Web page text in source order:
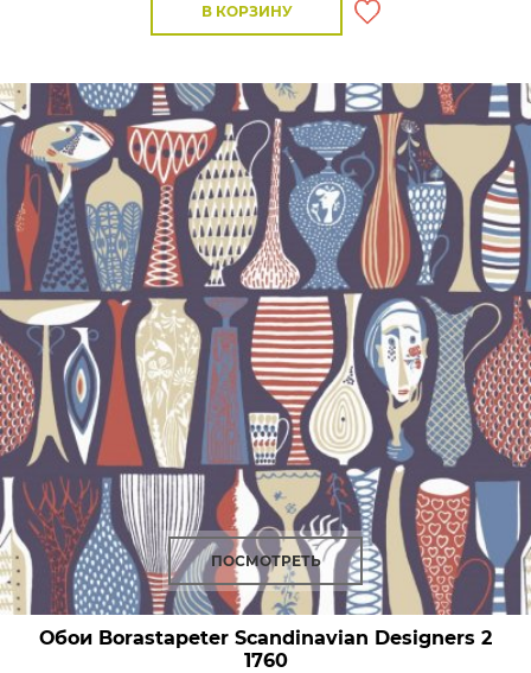
В КОРЗИНУ
ПОСМОТРЕТЬ
Обои Borastapeter Scandinavian Designers 2
1760